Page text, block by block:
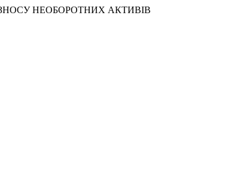
ЗНОСУ НЕОБОРОТНИХ АКТИВІВ